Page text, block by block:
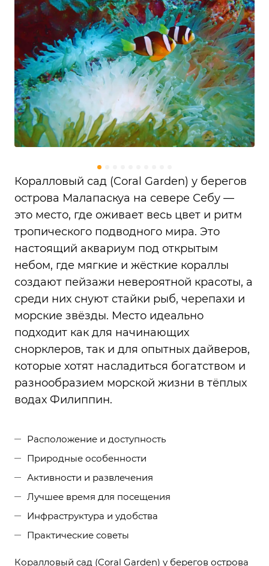
Коралловый сад (Coral Garden) у берегов
острова Малапаскуа на севере Себу —
это место, где оживает весь цвет и ритм
тропического подводного мира. Это
настоящий аквариум под открытым
небом, где мягкие и жёсткие кораллы
создают пейзажи невероятной красоты, а
среди них снуют стайки рыб, черепахи и
морские звёзды. Место идеально
подходит как для начинающих
снорклеров, так и для опытных дайверов,
которые хотят насладиться богатством и
разнообразием морской жизни в тёплых
водах Филиппин.
Расположение и доступность
Природные особенности
Активности и развлечения
Лучшее время для посещения
Инфраструктура и удобства
Практические советы
Коралловый сад (Coral Garden) у берегов острова